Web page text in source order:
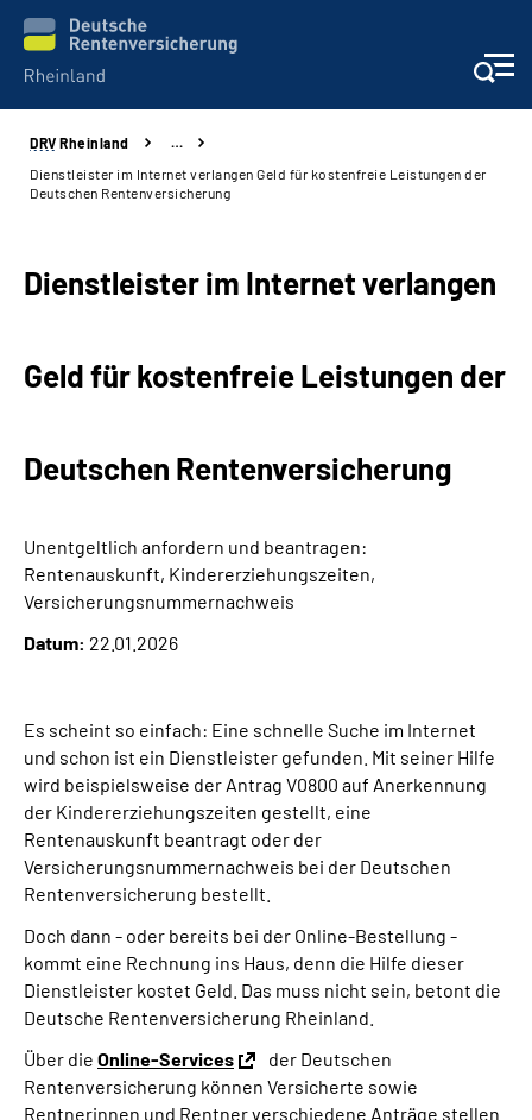
Aktuelles
Online-Services
Über uns
Presse
Inhalte in Gebärdensprache (DGS)
Suche
Mein Kundenportal
DRV Rheinland
…
Dienstleister im Internet verlangen Geld für kostenfreie Leistungen der
Deutschen Rentenversicherung
Dienstleister im Internet verlangen
Geld für kostenfreie Leistungen der
Deutschen Rentenversicherung
Unentgeltlich anfordern und beantragen:
Rentenauskunft, Kindererziehungszeiten,
Versicherungsnummernachweis
Datum: 22.01.2026
Es scheint so einfach: Eine schnelle Suche im Internet
und schon ist ein Dienstleister gefunden. Mit seiner Hilfe
wird beispielsweise der Antrag V0800 auf Anerkennung
der Kindererziehungszeiten gestellt, eine
Rentenauskunft beantragt oder der
Versicherungsnummernachweis bei der Deutschen
Rentenversicherung bestellt.
Doch dann - oder bereits bei der Online-Bestellung -
kommt eine Rechnung ins Haus, denn die Hilfe dieser
Dienstleister kostet Geld. Das muss nicht sein, betont die
Deutsche Rentenversicherung Rheinland.
Über die Online-Services
der Deutschen
Rentenversicherung können Versicherte sowie
Rentnerinnen und Rentner verschiedene Anträge stellen